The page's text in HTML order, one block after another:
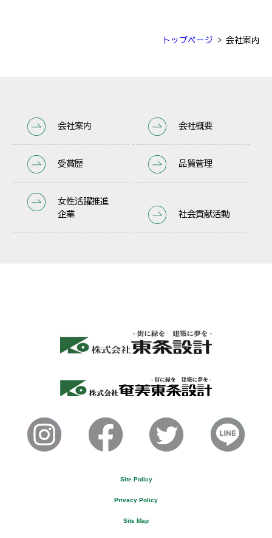
トップページ > 会社案内
会社案内 会社概要
受賞歴 品質管理
女性活躍推進
企業
社会貢献活動
Site Policy
Privacy Policy
Site Map